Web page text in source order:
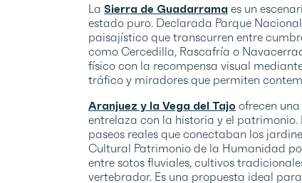
La Sierra de Guadarrama es un
estado puro. Declarada Parque
paisajístico que transcurren entre
como Cercedilla, Rascafría o
físico con la recompensa visual
tráfico y miradores que permiten
Aranjuez y la Vega del Tajo ofrecen
entrelaza con la historia y el patrimonio.
paseos reales que conectaban los
Cultural Patrimonio de la Humanidad
entre sotos fluviales, cultivos
vertebrador. Es una propuesta ideal